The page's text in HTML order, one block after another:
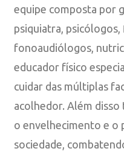
equipe composta por
psiquiatra,
fonoaudiólogos,
educador físico
cuidar das múltiplas
acolhedor. Além
o envelhecimento e o
sociedade,